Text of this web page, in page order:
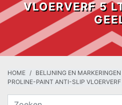
VLOERVERF 5
HOME BELIJNING EN MARKERINGEN
PROLINE-PAINT ANTI-SLIP